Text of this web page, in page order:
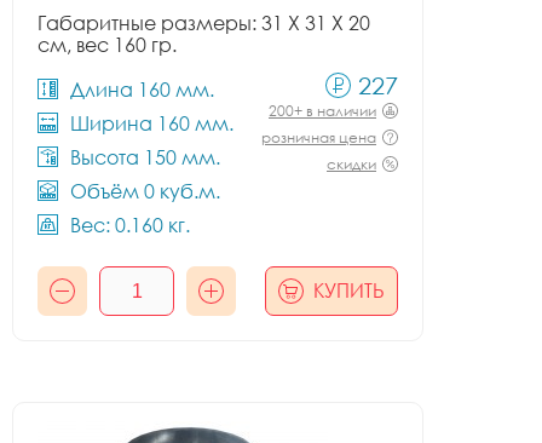
Габаритные размеры: 31 X 31 X 20
см, вес 160 гр.
Длина 160 мм.
Ширина 160 мм.
Высота 150 мм.
Объём 0 куб.м.
Вес: 0.160 кг.
227
200+ в наличии
розничная цена
скидки
КУПИТЬ